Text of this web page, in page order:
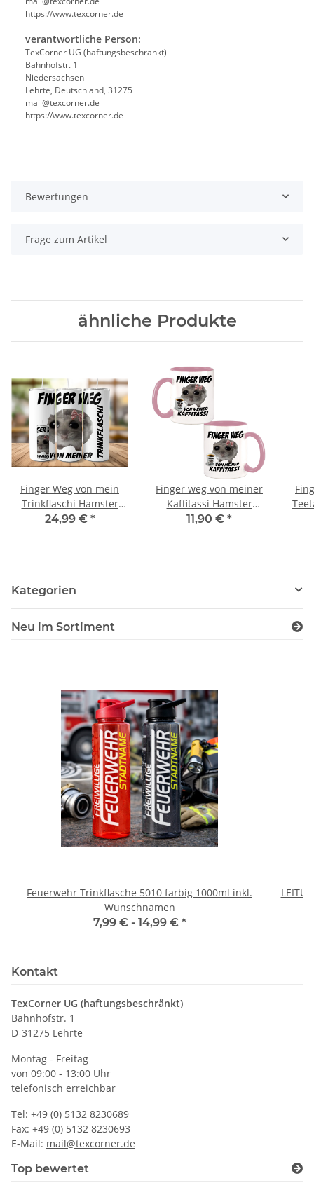
https://www.texcorner.de
verantwortliche Person:
TexCorner UG (haftungsbeschränkt)
Bahnhofstr. 1
Niedersachsen
Lehrte, Deutschland, 31275
mail@texcorner.de
https://www.texcorner.de
Bewertungen
Frage zum Artikel
ähnliche Produkte
Finger Weg von mein
Trinkflaschi Hamster
Meme Tumbler
24,99 € *
Finger weg von meiner
Kaffitassi Hamster
Meme Kaffeebecher mit
11,90 € *
Kategorien
Neu im Sortiment
Feuerwehr Trinkflasche 5010 farbig 1000ml inkl.
Wunschnamen
7,99 € - 14,99 € *
Kontakt
TexCorner UG (haftungsbeschränkt)
Bahnhofstr. 1
D-31275 Lehrte
Montag - Freitag
von 09:00 - 13:00 Uhr
telefonisch erreichbar
Tel: +49 (0) 5132 8230689
Fax: +49 (0) 5132 8230693
E-Mail: mail@texcorner.de
Top bewertet